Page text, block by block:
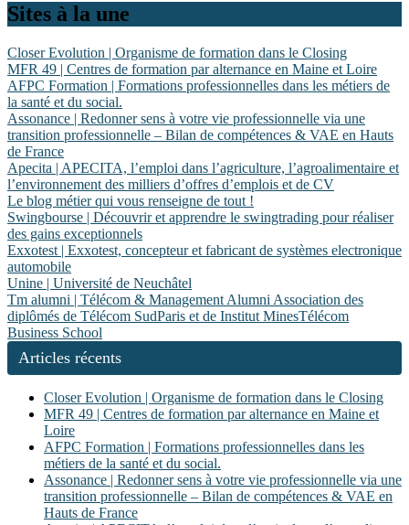
Sites à la une
Closer Evolution | Organisme de formation dans le Closing
MFR 49 | Centres de formation par alternance en Maine et Loire
AFPC Formation | Formations professionnelles dans les métiers de
la santé et du social.
Assonance | Redonner sens à votre vie professionnelle via une
transition professionnelle – Bilan de compétences & VAE en Hauts
de France
Apecita | APECITA, l’emploi dans l’agriculture, l’ag­roalimen­tai­re et
l’en­viron­ne­ment des milliers d’offres d’emplois et de CV
Le blog métier qui vous renseigne de tout !
Swingbourse | Découvrir et apprendre le swingtrading pour réaliser
des gains ex­ception­nels
Exxotest | Exxotest, concepteur et fabricant de systèmes electroni­que
automobile
Unine | Université de Neuchâtel
Tm alumni | Télécom & Management Alumni Association des
diplômés de Télécom SudParis et de Institut MinesTélécom
Business School
Articles récents
Closer Evolution | Organisme de formation dans le Closing
MFR 49 | Centres de formation par alternance en Maine et
Loire
AFPC Formation | Formations professionnelles dans les
métiers de la santé et du social.
Assonance | Redonner sens à votre vie professionnelle via une
transition professionnelle – Bilan de compétences & VAE en
Hauts de France